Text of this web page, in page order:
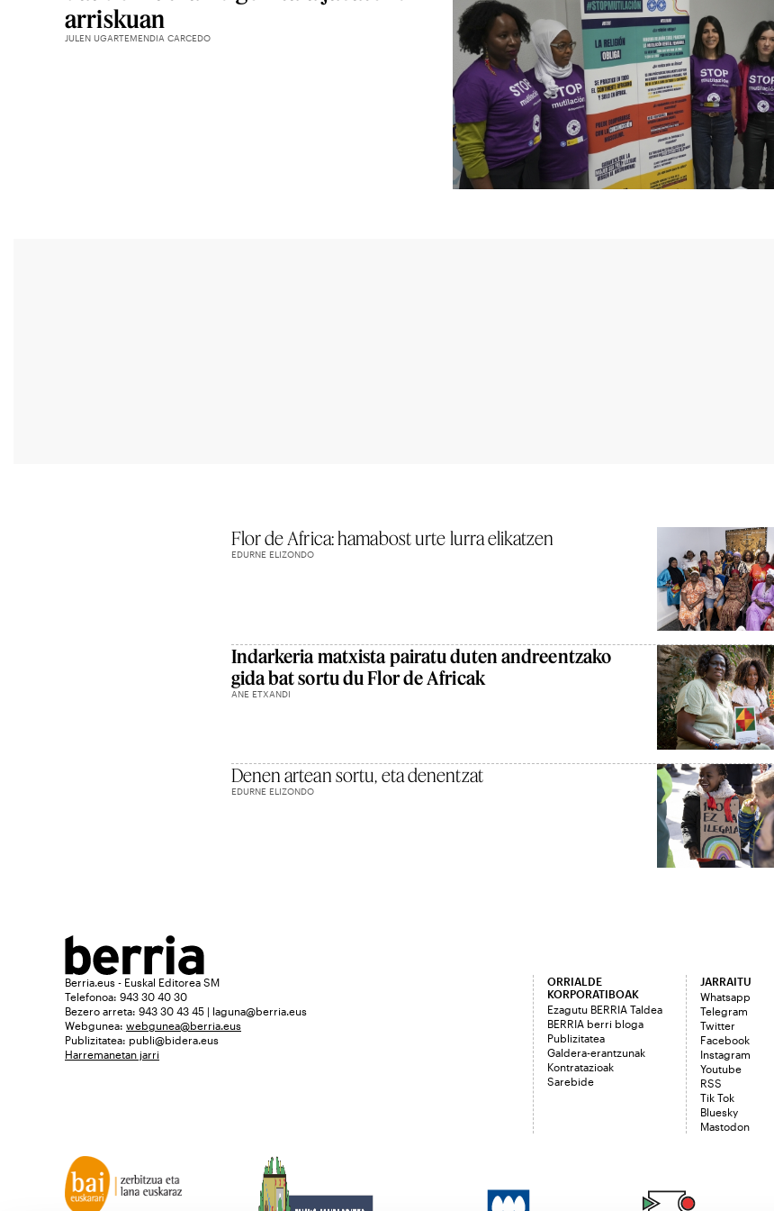
arriskuan
JULEN UGARTEMENDIA CARCEDO
Flor de Africa: hamabost urte lurra elikatzen
EDURNE ELIZONDO
Indarkeria matxista pairatu duten andreentzako
gida bat sortu du Flor de Africak
ANE ETXANDI
Denen artean sortu, eta denentzat
EDURNE ELIZONDO
Berria.eus - Euskal Editorea SM
Telefonoa: 943 30 40 30
Bezero arreta: 943 30 43 45 | laguna@berria.eus
Webgunea: webgunea@berria.eus
Publizitatea: publi@bidera.eus
Harremanetan jarri
ORRIALDE
KORPORATIBOAK
Ezagutu BERRIA Taldea
BERRIA berri bloga
Publizitatea
Galdera-erantzunak
Kontratazioak
Sarebide
JARRAITU
Whatsapp
Telegram
Twitter
Facebook
Instagram
Youtube
RSS
Tik Tok
Bluesky
Mastodon